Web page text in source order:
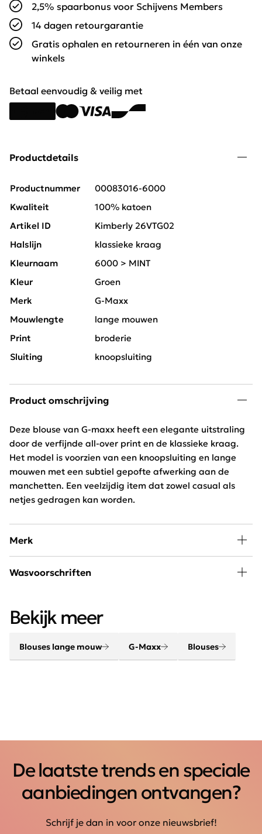
2,5% spaarbonus voor Schijvens Members
14 dagen retourgarantie
Gratis ophalen en retourneren in één van onze
winkels
Betaal eenvoudig & veilig met
Productdetails
Productnummer
00083016-6000
Kwaliteit
100% katoen
Artikel ID
Kimberly 26VTG02
Halslijn
klassieke kraag
Kleurnaam
6000 > MINT
Kleur
Groen
Merk
G-Maxx
Mouwlengte
lange mouwen
Print
broderie
Sluiting
knoopsluiting
Product omschrijving
Deze blouse van G-maxx heeft een elegante uitstraling
door de verfijnde all-over print en de klassieke kraag.
Het model is voorzien van een knoopsluiting en lange
mouwen met een subtiel gepofte afwerking aan de
manchetten. Een veelzijdig item dat zowel casual als
netjes gedragen kan worden.
Merk
De collectie van G-Maxx bestaat uit unieke prints,
diverse collectie dagen we jou uit om je eigen stijl te
creëren, want iedere vrouw is uniek!
Wasvoorschriften
Bekijk meer
Blouses lange mouw G-Maxx Blouses
De laatste trends en speciale
aanbiedingen ontvangen?
Schrijf je dan in voor onze nieuwsbrief!